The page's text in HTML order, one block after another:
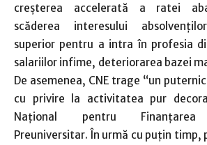
creșterea accelerată a ratei
scăderea interesului
superior pentru a intra în profesia
salariilor infime, deteriorarea bazei
De asemenea, CNE trage “un
cu privire la activitatea pur
Național pentru Finanțarea
Preuniversitar. În urmă cu puțin timp,